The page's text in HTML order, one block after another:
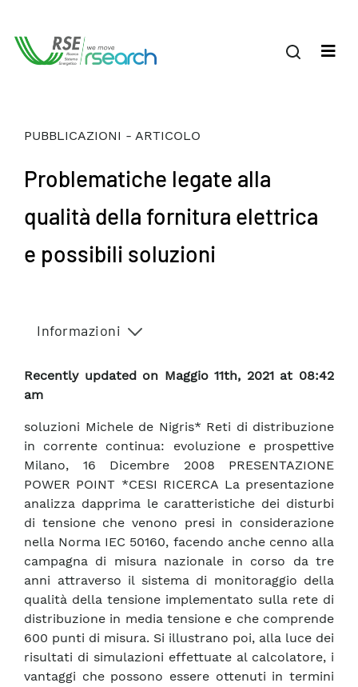
PUBBLICAZIONI - ARTICOLO
Problematiche legate alla
qualità della fornitura elettrica
e possibili soluzioni
Informazioni
Recently updated on Maggio 11th, 2021 at 08:42
am
soluzioni Michele de Nigris* Reti di distribuzione
in corrente continua: evoluzione e prospettive
Milano, 16 Dicembre 2008 PRESENTAZIONE
POWER POINT *CESI RICERCA La presentazione
analizza dapprima le caratteristiche dei disturbi
di tensione che venono presi in considerazione
nella Norma IEC 50160, facendo anche cenno alla
campagna di misura nazionale in corso da tre
anni attraverso il sistema di monitoraggio della
qualità della tensione implementato sulla rete di
distribuzione in media tensione e che comprende
600 punti di misura. Si illustrano poi, alla luce dei
risultati di simulazioni effettuate al calcolatore, i
vantaggi che possono essere ottenuti in termini